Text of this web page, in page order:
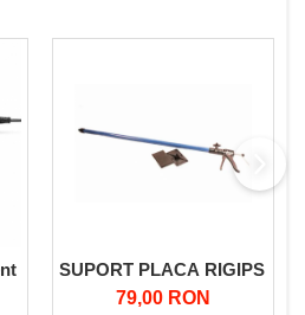
,Ultimate Speed, pentru
SUPORT PLACA RIGIPS
79,00 RON